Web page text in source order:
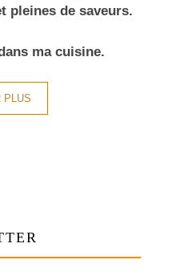
pleines de saveurs.
ma cuisine.
PLUS